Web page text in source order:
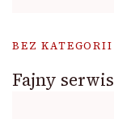
BEZ KATEGORII
Fajny serwis